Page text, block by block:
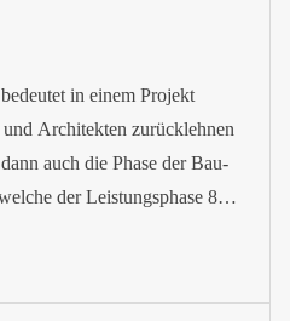
in einem Projekt
Architekten zurücklehnen
auch die Phase der Bau-
der Leistungsphase 8
für Architekten und